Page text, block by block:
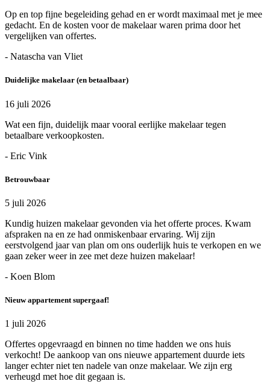
Op en top fijne begeleiding gehad en er wordt maximaal met je mee
gedacht. En de kosten voor de makelaar waren prima door het
vergelijken van offertes.
- Natascha van Vliet
Duidelijke makelaar (en betaalbaar)
16 juli 2026
Wat een fijn, duidelijk maar vooral eerlijke makelaar tegen
betaalbare verkoopkosten.
- Eric Vink
Betrouwbaar
5 juli 2026
Kundig huizen makelaar gevonden via het offerte proces. Kwam
afspraken na en ze had onmiskenbaar ervaring. Wij zijn
eerstvolgend jaar van plan om ons ouderlijk huis te verkopen en we
gaan zeker weer in zee met deze huizen makelaar!
- Koen Blom
Nieuw appartement supergaaf!
1 juli 2026
Offertes opgevraagd en binnen no time hadden we ons huis
verkocht! De aankoop van ons nieuwe appartement duurde iets
langer echter niet ten nadele van onze makelaar. We zijn erg
verheugd met hoe dit gegaan is.